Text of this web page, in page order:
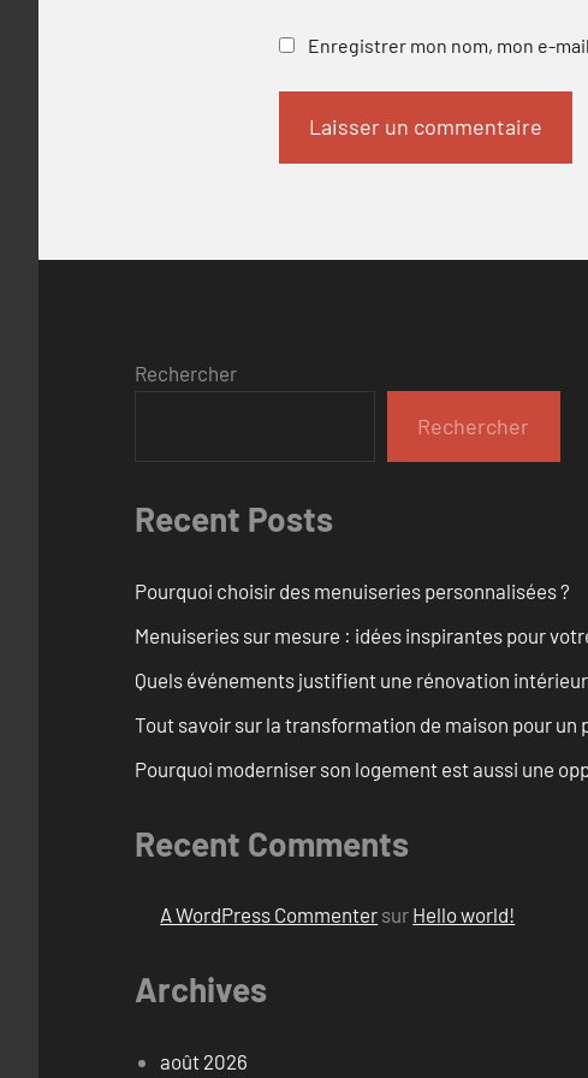
Enregistrer mon nom, mon e-
Rechercher
Rechercher
Recent Posts
Pourquoi choisir des menuiseries personnalisées ?
Menuiseries sur mesure : idées inspirantes pour
Quels événements justifient une rénovation
Tout savoir sur la transformation de maison pour un
Pourquoi moderniser son logement est aussi une
Recent Comments
A WordPress Commenter sur Hello world!
Archives
août 2026